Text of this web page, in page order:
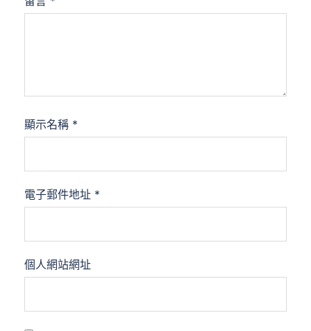
顯示名稱 *
電子郵件地址 *
個人網站網址